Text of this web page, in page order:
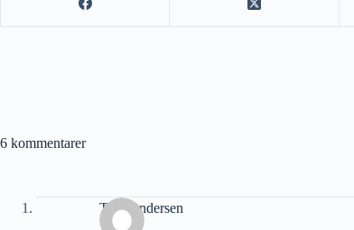
6 kommentarer
Tore Andersen